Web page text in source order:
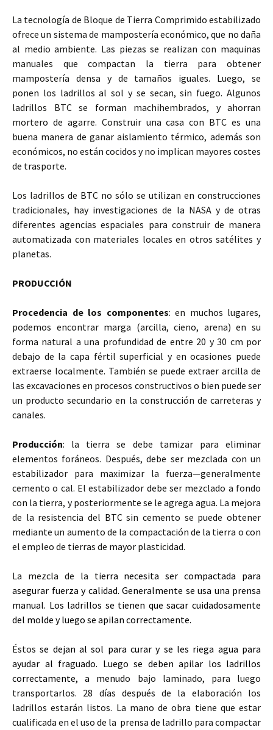
La tecnología de Bloque de Tierra Comprimido estabilizado
ofrece un sistema de mampostería económico, que no daña
al medio ambiente. Las piezas se realizan con maquinas
manuales que compactan la tierra para obtener
mampostería densa y de tamaños iguales. Luego, se
ponen los ladrillos al sol y se secan, sin fuego. Algunos
ladrillos BTC se forman machihembrados, y ahorran
mortero de agarre. Construir una casa con BTC es una
buena manera de ganar aislamiento térmico, además son
económicos, no están cocidos y no implican mayores costes
de trasporte.
Los ladrillos de BTC no sólo se utilizan en construcciones
tradicionales, hay investigaciones de la NASA y de otras
diferentes agencias espaciales para construir de manera
automatizada con materiales locales en otros satélites y
planetas.
PRODUCCIÓN
Procedencia de los componentes: en muchos lugares,
podemos encontrar marga (arcilla, cieno, arena) en su
forma natural a una profundidad de entre 20 y 30 cm por
debajo de la capa fértil superficial y en ocasiones puede
extraerse localmente. También se puede extraer arcilla de
las excavaciones en procesos constructivos o bien puede ser
un producto secundario en la construcción de carreteras y
canales.
Producción: la tierra se debe tamizar para eliminar
elementos foráneos. Después, debe ser mezclada con un
estabilizador para maximizar la fuerza—generalmente
cemento o cal. El estabilizador debe ser mezclado a fondo
con la tierra, y posteriormente se le agrega agua. La mejora
de la resistencia del BTC sin cemento se puede obtener
mediante un aumento de la compactación de la tierra o con
el empleo de tierras de mayor plasticidad.
La mezcla de la tierra necesita ser compactada para
asegurar fuerza y calidad. Generalmente se usa una prensa
manual. Los ladrillos se tienen que sacar cuidadosamente
del molde y luego se apilan correctamente.
Éstos se dejan al sol para curar y se les riega agua para
ayudar al fraguado. Luego se deben apilar los ladrillos
correctamente, a menudo bajo laminado, para luego
transportarlos. 28 días después de la elaboración los
ladrillos estarán listos. La mano de obra tiene que estar
cualificada en el uso de la prensa de ladrillo para compactar